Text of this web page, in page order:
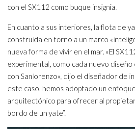
con el SX112 como buque insignia.
En cuanto a sus interiores, la flota de
construida en torno a un marco
nueva forma de vivir en el mar. «El
experimental, como cada nuevo
con Sanlorenzo», dijo el diseñador de
este caso, hemos adoptado un
arquitectónico para ofrecer al
bordo de un yate”.